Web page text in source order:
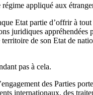
appliqué aux
Etat partie d’offrir à
juridiques
de son Etat de
pas à cela.
des Parties
internationaux, des